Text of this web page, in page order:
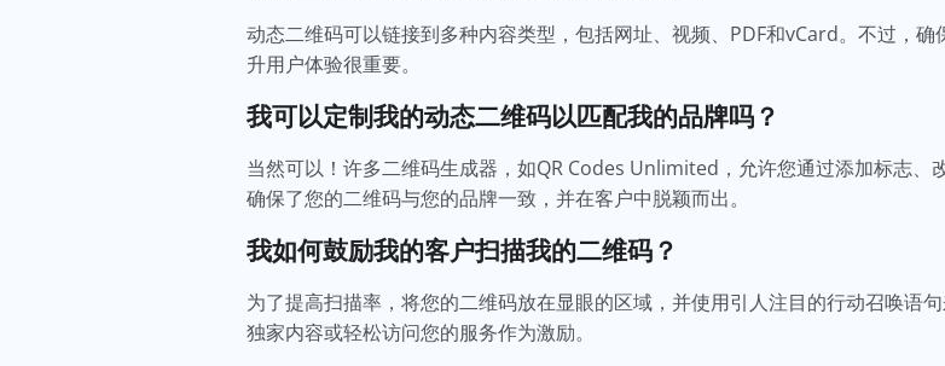
动态二维码可以链接到多种内容类型，包括网址、视频、PDF和vCard。不过，
升用户体验很重要。
我可以定制我的动态二维码以匹配我的品牌吗？
当然可以！许多二维码生成器，如QR Codes Unlimited，允许您通过添加标志、
确保了您的二维码与您的品牌一致，并在客户中脱颖而出。
我如何鼓励我的客户扫描我的二维码？
为了提高扫描率，将您的二维码放在显眼的区域，并使用引人注目的行动召唤语
独家内容或轻松访问您的服务作为激励。